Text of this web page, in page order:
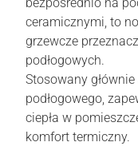
ceramicznymi, to
grzewcze
podłogowych.
Stosowany
podłogowego,
ciepła w
komfort termiczny.